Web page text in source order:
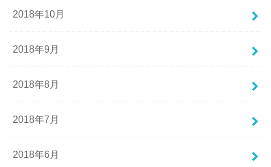
2018年10月
2018年9月
2018年8月
2018年7月
2018年6月